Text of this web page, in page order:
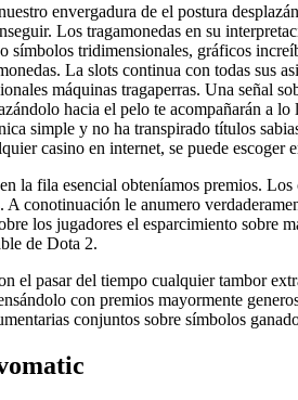
envergadura de el postura
Los tragamonedas en su
símbolos tridimensionales, gráficos
La slots continua con todas sus
máquinas tragaperras. Una señal
hacia el pelo te acompañarán a
simple y no ha transpirado títulos
casino en internet, se puede
la fila esencial obteníamos premios.
conotinuación le anumero
los jugadores el esparcimiento
de Dota 2.
el pasar del tiempo cualquier tambor
con premios mayormente
conjuntos sobre símbolos